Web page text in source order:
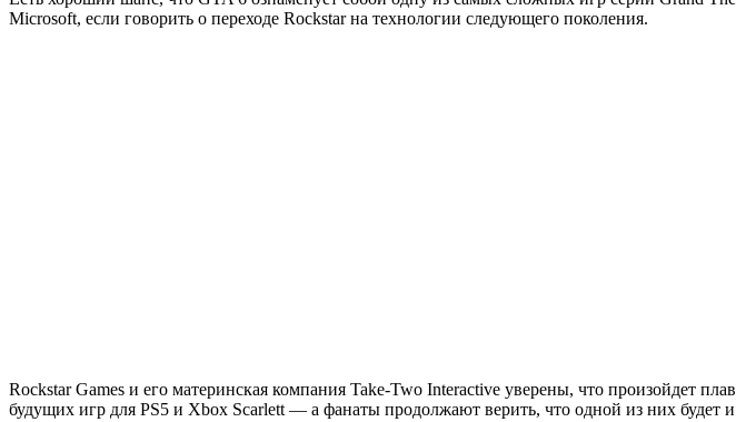
Microsoft, если говорить о переходе Rockstar на технологии следующего поколения.
Rockstar Games и его материнская компания Take-Two Interactive уверены, что произойдет
будущих игр для PS5 и Xbox Scarlett — а фанаты продолжают верить, что одной из них будет